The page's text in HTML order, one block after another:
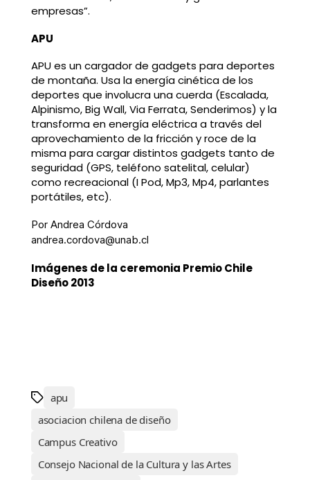
empresas”.
APU
APU es un cargador de gadgets para deportes
de montaña. Usa la energía cinética de los
deportes que involucra una cuerda (Escalada,
Alpinismo, Big Wall, Via Ferrata, Senderimos) y la
transforma en energía eléctrica a través del
aprovechamiento de la fricción y roce de la
misma para cargar distintos gadgets tanto de
seguridad (GPS, teléfono satelital, celular)
como recreacional (I Pod, Mp3, Mp4, parlantes
portátiles, etc).
Por Andrea Córdova
andrea.cordova@unab.cl
Imágenes de la ceremonia Premio Chile
Diseño 2013
apu
asociacion chilena de diseño
Campus Creativo
Consejo Nacional de la Cultura y las Artes